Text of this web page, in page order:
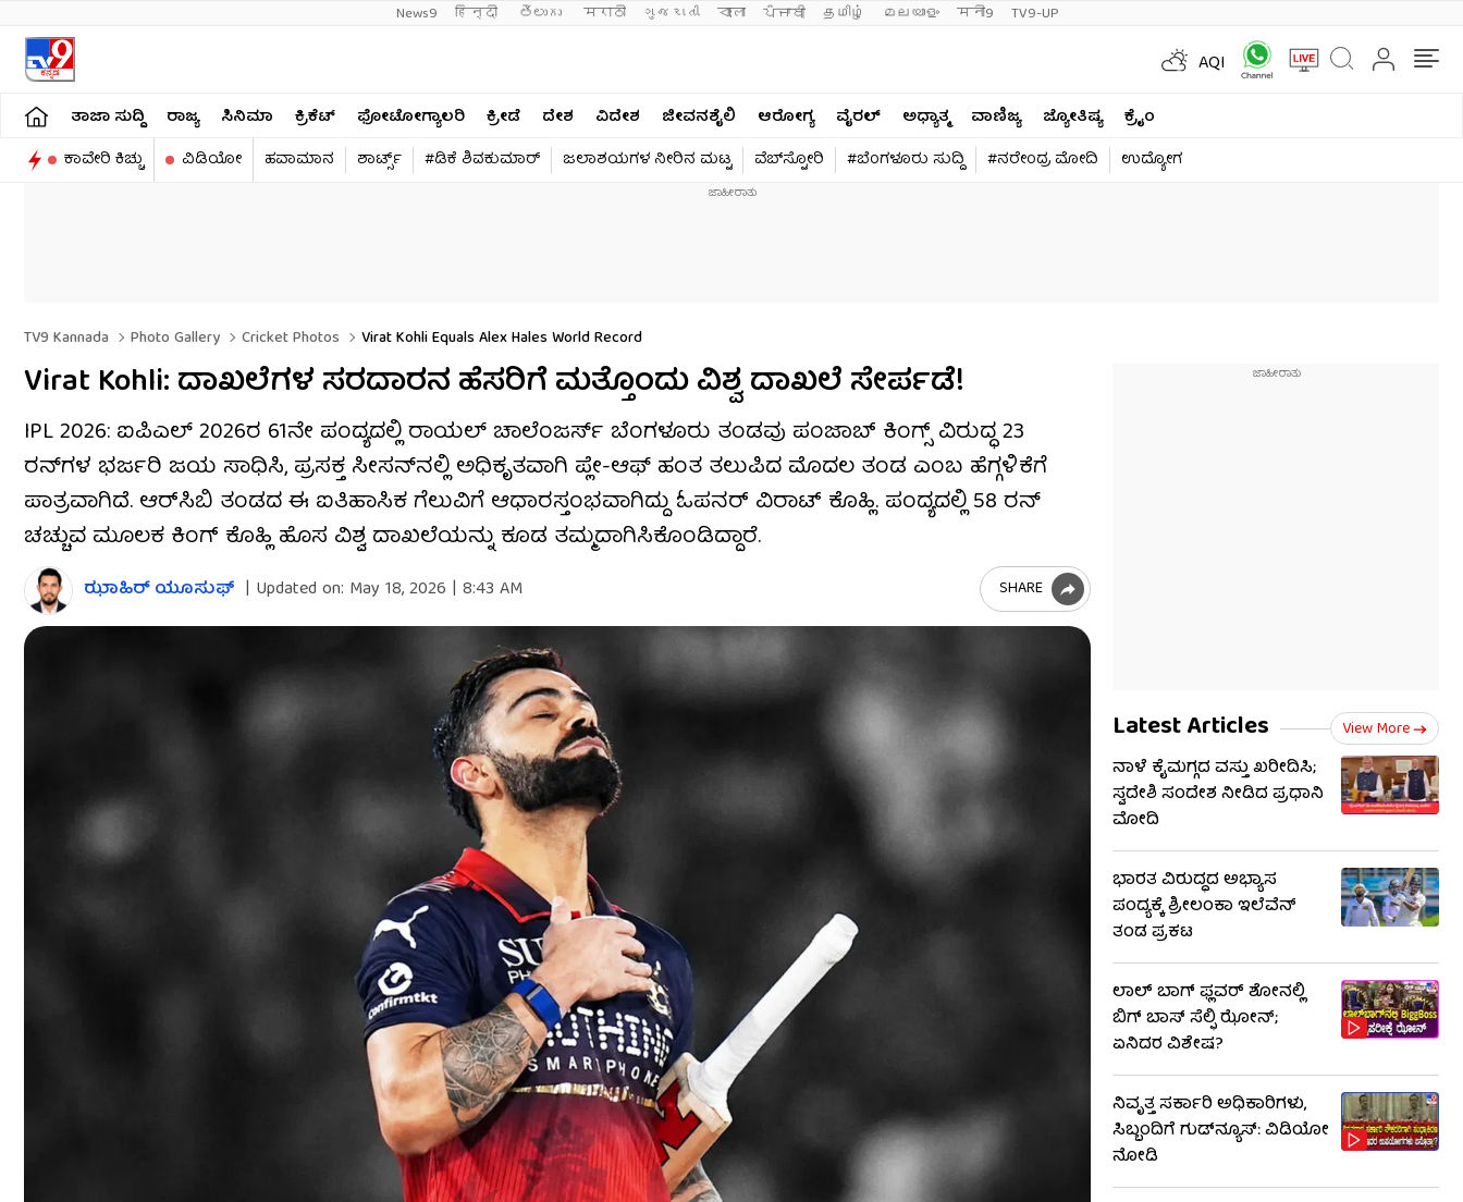
News9 हिन्दी తెలుగు मराठी ગુજરાતી বাংলা ਪੰਜਾਬੀ தமிழ் മലയാളം मनी9 TV9-UP
AQI
ತಾಜಾ ಸುದ್ದಿ ರಾಜ್ಯ ಸಿನಿಮಾ ಕ್ರಿಕೆಟ್​ ಫೋಟೋಗ್ಯಾಲರಿ ಕ್ರೀಡೆ ದೇಶ ವಿದೇಶ ಜೀವನಶೈಲಿ ಆರೋಗ್ಯ ವೈರಲ್​ ಅಧ್ಯಾತ್ಮ ವಾಣಿಜ್ಯ ಜ್ಯೋತಿಷ್ಯ
ಕ್ರೈಂ
ಕಾವೇರಿ ಕಿಚ್ಚು
ವಿಡಿಯೋ ಹವಾಮಾನ ಶಾರ್ಟ್ಸ್​ #ಡಿಕೆ ಶಿವಕುಮಾರ್​ ಜಲಾಶಯಗಳ ನೀರಿನ ಮಟ್ಟ ವೆಬ್​ಸ್ಟೋರಿ #ಬೆಂಗಳೂರು ಸುದ್ದಿ #ನರೇಂದ್ರ ಮೋದಿ ಉದ್ಯೋಗ
TV9 Kannada Photo Gallery Cricket Photos Virat Kohli Equals Alex Hales World Record
Virat Kohli: ದಾಖಲೆಗಳ ಸರದಾರನ ಹೆಸರಿಗೆ ಮತ್ತೊಂದು ವಿಶ್ವ ದಾಖಲೆ ಸೇರ್ಪಡೆ!
IPL 2026: ಐಪಿಎಲ್ 2026ರ 61ನೇ ಪಂದ್ಯದಲ್ಲಿ ರಾಯಲ್ ಚಾಲೆಂಜರ್ಸ್ ಬೆಂಗಳೂರು ತಂಡವು ಪಂಜಾಬ್ ಕಿಂಗ್ಸ್ ವಿರುದ್ಧ 23
ರನ್‌ಗಳ ಭರ್ಜರಿ ಜಯ ಸಾಧಿಸಿ, ಪ್ರಸಕ್ತ ಸೀಸನ್‌ನಲ್ಲಿ ಅಧಿಕೃತವಾಗಿ ಪ್ಲೇ-ಆಫ್ ಹಂತ ತಲುಪಿದ ಮೊದಲ ತಂಡ ಎಂಬ ಹೆಗ್ಗಳಿಕೆಗೆ
ಪಾತ್ರವಾಗಿದೆ. ಆರ್‌ಸಿಬಿ ತಂಡದ ಈ ಐತಿಹಾಸಿಕ ಗೆಲುವಿಗೆ ಆಧಾರಸ್ತಂಭವಾಗಿದ್ದು ಓಪನರ್ ವಿರಾಟ್ ಕೊಹ್ಲಿ. ಪಂದ್ಯದಲ್ಲಿ 58 ರನ್
ಚಚ್ಚುವ ಮೂಲಕ ಕಿಂಗ್ ಕೊಹ್ಲಿ ಹೊಸ ವಿಶ್ವ ದಾಖಲೆಯನ್ನು ಕೂಡ ತಮ್ಮದಾಗಿಸಿಕೊಂಡಿದ್ದಾರೆ.
ಝಾಹಿರ್ ಯೂಸುಫ್ | Updated on: May 18, 2026 | 8:43 AM SHARE
Latest Articles View More
ನಾಳೆ ಕೈಮಗ್ಗದ ವಸ್ತು ಖರೀದಿಸಿ;
ಸ್ವದೇಶಿ ಸಂದೇಶ ನೀಡಿದ ಪ್ರಧಾನಿ
ಮೋದಿ
ಭಾರತ ವಿರುದ್ಧದ ಅಭ್ಯಾಸ
ಪಂದ್ಯಕ್ಕೆ ಶ್ರೀಲಂಕಾ ಇಲೆವೆನ್
ತಂಡ ಪ್ರಕಟ
ಲಾಲ್ ಬಾಗ್ ಫ್ಲವರ್ ಶೋನಲ್ಲಿ
ಬಿಗ್ ಬಾಸ್ ಸೆಲ್ಫಿ ಝೋನ್;
ಏನಿದರ ವಿಶೇಷ?
ನಿವೃತ್ತ ಸರ್ಕಾರಿ ಅಧಿಕಾರಿಗಳು,
ಸಿಬ್ಬಂದಿಗೆ ಗುಡ್​ನ್ಯೂಸ್: ವಿಡಿಯೋ
ನೋಡಿ